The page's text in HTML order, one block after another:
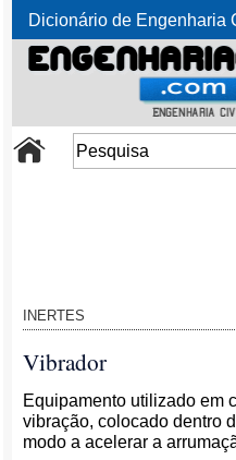
Dicionário de Engenharia
INERTES
Vibrador
Equipamento utilizado em
vibração, colocado dentro
modo a acelerar a